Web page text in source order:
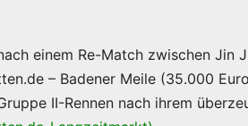
einem Re-Match zwischen Jin
– Badener Meile (35.000
II-Rennen nach ihrem